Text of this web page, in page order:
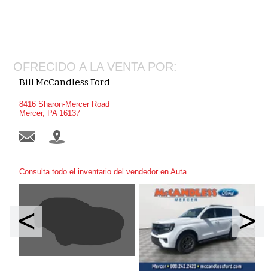
OFRECIDO A LA VENTA POR:
Bill McCandless Ford
8416 Sharon-Mercer Road
Mercer, PA 16137
Consulta todo el inventario del vendedor en Auta.